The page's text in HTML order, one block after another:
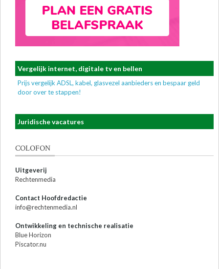
Vergelijk internet, digitale tv en bellen
Prijs vergelijk ADSL, kabel, glasvezel aanbieders en bespaar geld
door over te stappen!
Juridische vacatures
COLOFON
Uitgeverij
Rechtenmedia
Contact Hoofdredactie
info@rechtenmedia.nl
Ontwikkeling en technische realisatie
Blue Horizon
Piscator.nu